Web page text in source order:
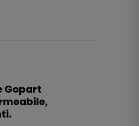
Gopart